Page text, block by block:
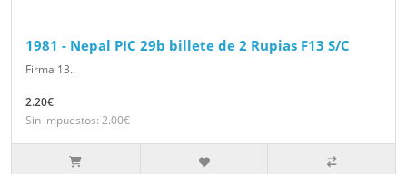
1981 - Nepal PIC 29b billete de 2 Rupias F13 S/C
Firma 13..
2.20€
Sin impuestos: 2.00€